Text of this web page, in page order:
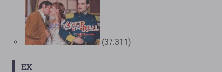
(37.311)
EX